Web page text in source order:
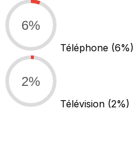
6%
Téléphone (6%)
2%
Télévision (2%)